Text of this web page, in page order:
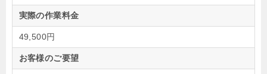
実際の作業料金
49,500円
お客様のご要望